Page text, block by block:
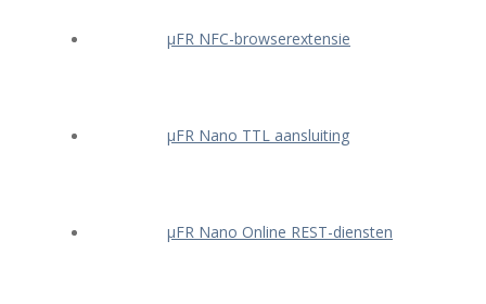
μFR NFC-browserextensie
μFR Nano TTL aansluiting
μFR Nano Online REST-diensten